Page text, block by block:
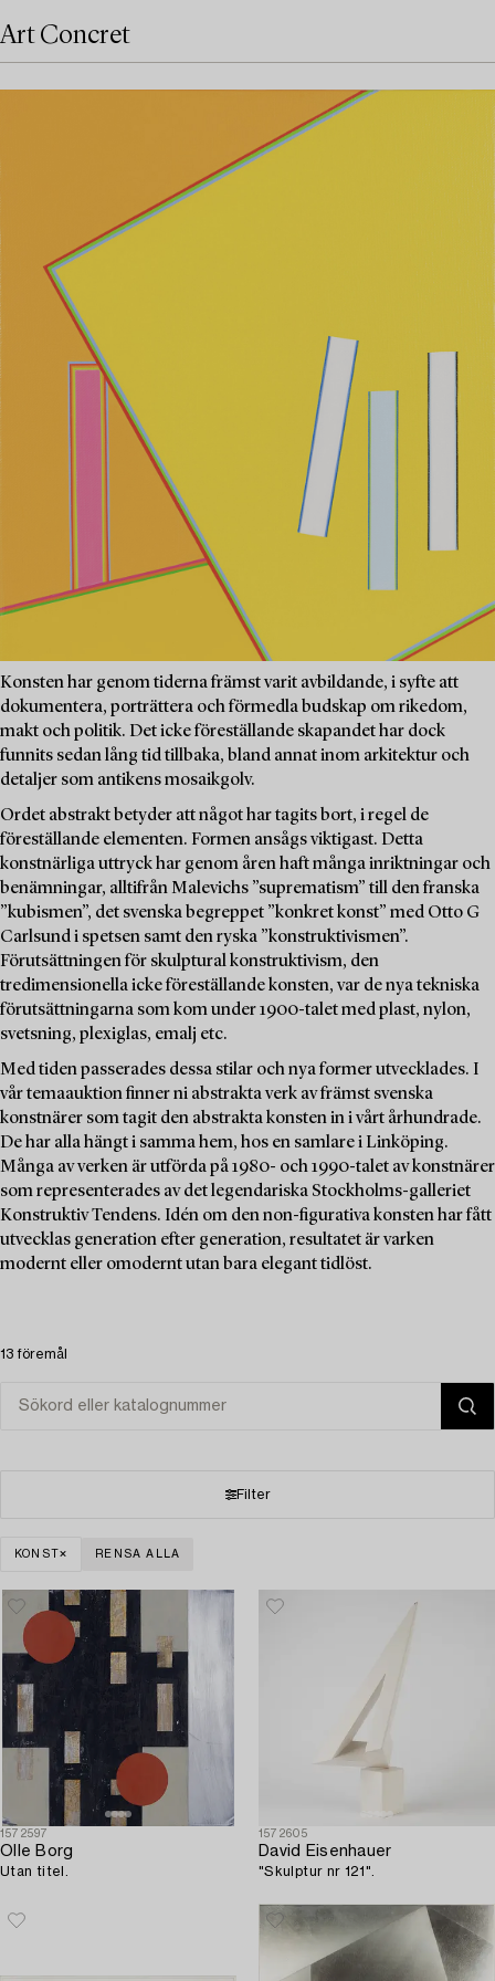
Art Concret
Konsten har genom tiderna främst varit avbildande, i syfte att
dokumentera, porträttera och förmedla budskap om rikedom,
makt och politik. Det icke föreställande skapandet har dock
funnits sedan lång tid tillbaka, bland annat inom arkitektur och
detaljer som antikens mosaikgolv.
Ordet abstrakt betyder att något har tagits bort, i regel de
föreställande elementen. Formen ansågs viktigast. Detta
konstnärliga uttryck har genom åren haft många inriktningar och
benämningar, alltifrån Malevichs ”suprematism” till den franska
”kubismen”, det svenska begreppet ”konkret konst” med Otto G
Carlsund i spetsen samt den ryska ”konstruktivismen”.
Förutsättningen för skulptural konstruktivism, den
tredimensionella icke föreställande konsten, var de nya tekniska
förutsättningarna som kom under 1900-talet med plast, nylon,
svetsning, plexiglas, emalj etc.
Med tiden passerades dessa stilar och nya former utvecklades. I
vår temaauktion finner ni abstrakta verk av främst svenska
konstnärer som tagit den abstrakta konsten in i vårt århundrade.
De har alla hängt i samma hem, hos en samlare i Linköping.
Många av verken är utförda på 1980- och 1990-talet av konstnärer
som representerades av det legendariska Stockholms-galleriet
Konstruktiv Tendens. Idén om den non-figurativa konsten har fått
utvecklas generation efter generation, resultatet är varken
modernt eller omodernt utan bara elegant tidlöst.
13 föremål
Filter
KONST RENSA ALLA
1572597
Olle Borg
Utan titel.
1572605
David Eisenhauer
"Skulptur nr 121".